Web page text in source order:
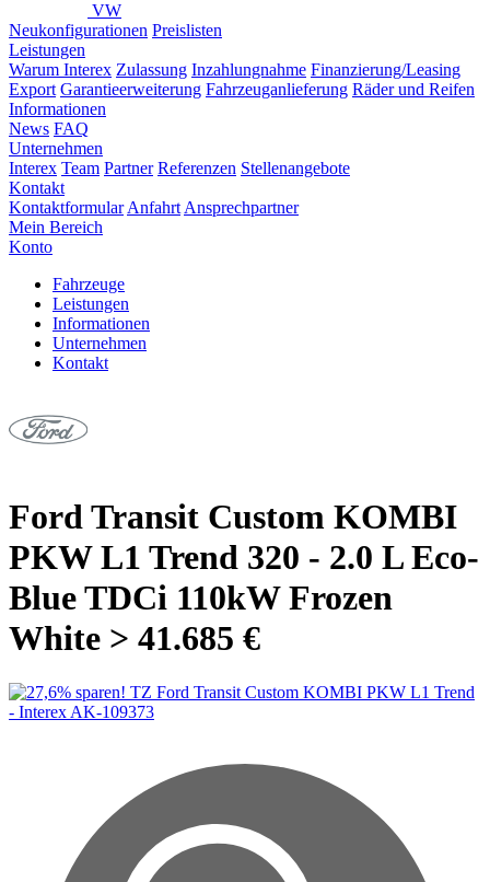
VW
Neukonfigurationen Preislisten
Leistungen
Warum Interex Zulassung Inzahlungnahme Finanzierung/Leasing
Export Garantieerweiterung Fahrzeuganlieferung Räder und Reifen
Informationen
News FAQ
Unternehmen
Interex Team Partner Referenzen Stellenangebote
Kontakt
Kontaktformular Anfahrt Ansprechpartner
Mein Bereich
Konto
Fahrzeuge
Leistungen
Informationen
Unternehmen
Kontakt
Ford Transit Custom KOMBI
PKW L1 Trend 320 - 2.0 L Eco-
Blue TDCi 110kW Frozen
White > 41.685 €